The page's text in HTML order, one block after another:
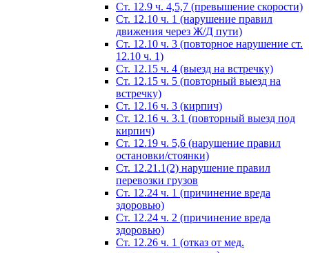
Ст. 12.9 ч. 4,5,7 (превышение скорости)
Ст. 12.10 ч. 1 (нарушение правил
движения через Ж/Д пути)
Ст. 12.10 ч. 3 (повторное нарушение ст.
12.10 ч. 1)
Ст. 12.15 ч. 4 (выезд на встречку)
Ст. 12.15 ч. 5 (повторный выезд на
встречку)
Ст. 12.16 ч. 3 (кирпич)
Ст. 12.16 ч. 3.1 (повторный выезд под
кирпич)
Ст. 12.19 ч. 5,6 (нарушение правил
остановки/стоянки)
Ст. 12.21.1(2) нарушение правил
перевозки грузов
Ст. 12.24 ч. 1 (причинение вреда
здоровью)
Ст. 12.24 ч. 2 (причинение вреда
здоровью)
Ст. 12.26 ч. 1 (отказ от мед.